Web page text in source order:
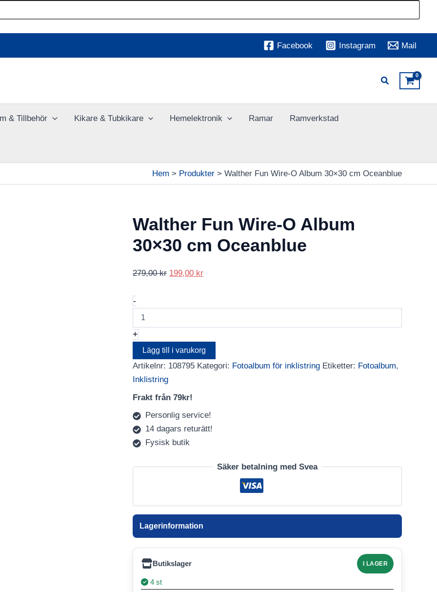
Facebook Instagram Mail
& Tillbehör Kikare & Tubkikare Hemelektronik Ramar Ramverkstad
Hem Produkter Walther Fun Wire-O Album 30×30 cm Oceanblue
Walther Fun Wire-O Album
30×30 cm Oceanblue
279,00kr Det
279,00 kr.
199,00 krDet
199,00 kr.
-Walther
Fun
Wire-
O
Album
30x30
cm
Oceanblue
mängd
+
Lägg till i varukorg
Artikelnr: 108795 Kategori: Fotoalbum för inklistring Etiketter: Fotoalbum,
Inklistring
Frakt från 79kr!
Personlig service!
14 dagars returätt!
Fysisk butik
Säker betalning med Svea
Lagerinformation
Butikslager I LAGER
4 st